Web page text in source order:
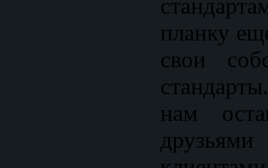
планку
свои
нам